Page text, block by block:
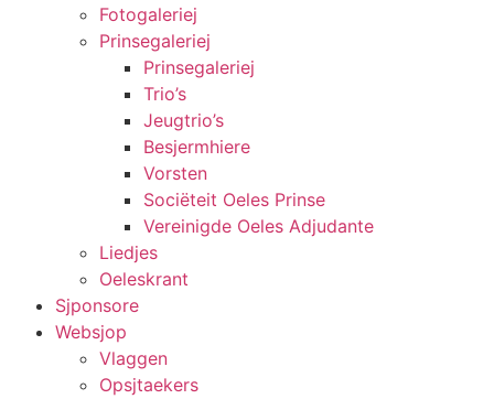
Fotogaleriej
Prinsegaleriej
Prinsegaleriej
Trio’s
Jeugtrio’s
Besjermhiere
Vorsten
Sociëteit Oeles Prinse
Vereinigde Oeles Adjudante
Liedjes
Oeleskrant
Sjponsore
Websjop
Vlaggen
Opsjtaekers